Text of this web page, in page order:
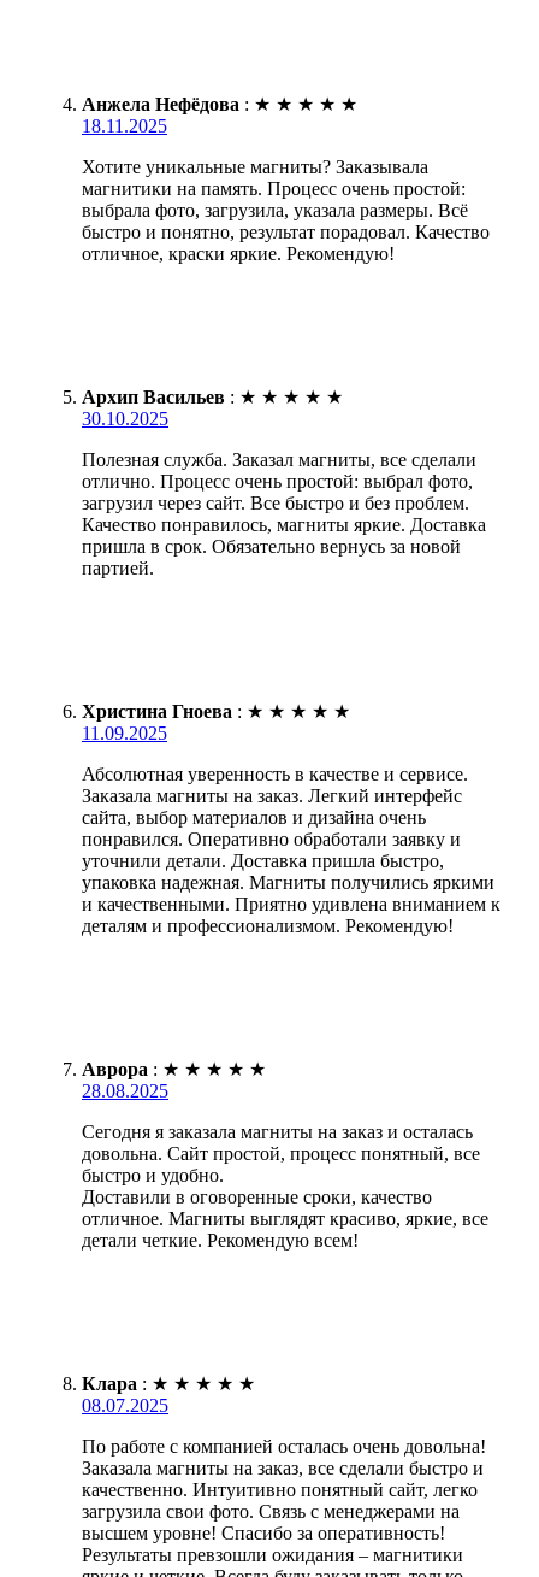
Анжела Нефёдова : ★ ★ ★ ★ ★
18.11.2025
Хотите уникальные магниты? Заказывала
магнитики на память. Процесс очень простой:
выбрала фото, загрузила, указала размеры. Всё
быстро и понятно, результат порадовал. Качество
отличное, краски яркие. Рекомендую!
Архип Васильев : ★ ★ ★ ★ ★
30.10.2025
Полезная служба. Заказал магниты, все сделали
отлично. Процесс очень простой: выбрал фото,
загрузил через сайт. Все быстро и без проблем.
Качество понравилось, магниты яркие. Доставка
пришла в срок. Обязательно вернусь за новой
партией.
Христина Гноева : ★ ★ ★ ★ ★
11.09.2025
Абсолютная уверенность в качестве и сервисе.
Заказала магниты на заказ. Легкий интерфейс
сайта, выбор материалов и дизайна очень
понравился. Оперативно обработали заявку и
уточнили детали. Доставка пришла быстро,
упаковка надежная. Магниты получились яркими
и качественными. Приятно удивлена вниманием к
деталям и профессионализмом. Рекомендую!
Аврора : ★ ★ ★ ★ ★
28.08.2025
Сегодня я заказала магниты на заказ и осталась
довольна. Сайт простой, процесс понятный, все
быстро и удобно.
Доставили в оговоренные сроки, качество
отличное. Магниты выглядят красиво, яркие, все
детали четкие. Рекомендую всем!
Клара : ★ ★ ★ ★ ★
08.07.2025
По работе с компанией осталась очень довольна!
Заказала магниты на заказ, все сделали быстро и
качественно. Интуитивно понятный сайт, легко
загрузила свои фото. Связь с менеджерами на
высшем уровне! Спасибо за оперативность!
Результаты превзошли ожидания – магнитики